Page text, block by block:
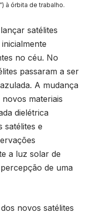
à órbita de trabalho.
satélites
no céu. No
passaram a ser
A mudança
materiais
dielétrica
satélites e
a luz solar de
de uma
novos satélites